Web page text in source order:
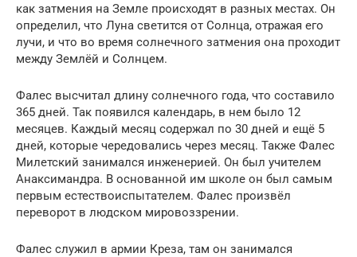
как затмения на Земле происходят в разных местах. Он
определил, что Луна светится от Солнца, отражая его
лучи, и что во время солнечного затмения она проходит
между Землёй и Солнцем.
Фалес высчитал длину солнечного года, что составило
365 дней. Так появился календарь, в нем было 12
месяцев. Каждый месяц содержал по 30 дней и ещё 5
дней, которые чередовались через месяц. Также Фалес
Милетский занимался инженерией. Он был учителем
Анаксимандра. В основанной им школе он был самым
первым естествоиспытателем. Фалес произвёл
переворот в людском мировоззрении.
Фалес служил в армии Креза, там он занимался